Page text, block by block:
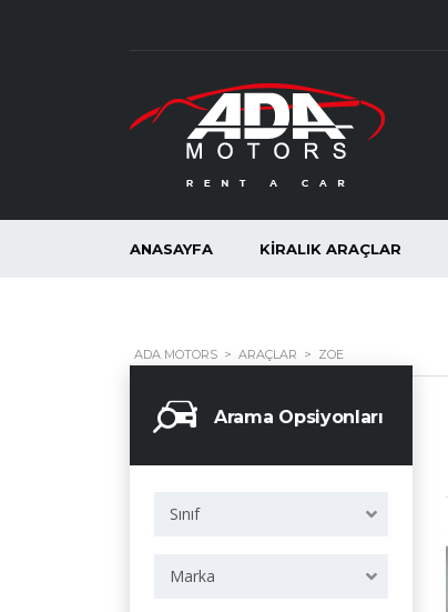
ANASAYFA KIRALIK ARAÇLAR
ADA MOTORS > ARAÇLAR > ZOE
Arama Opsiyonları
Sınıf
Marka